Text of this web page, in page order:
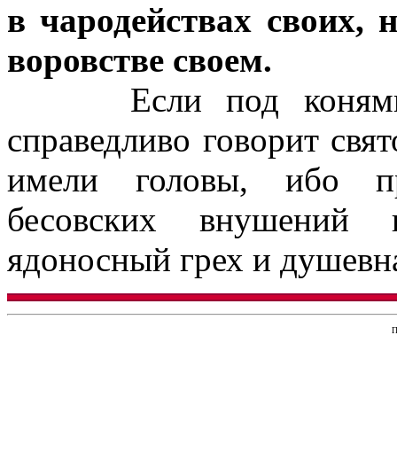
в чародействах своих,
воровстве своем.
Если под конями
справедливо говорит
имели головы, ибо
бесовских внушений
ядоносный грех и